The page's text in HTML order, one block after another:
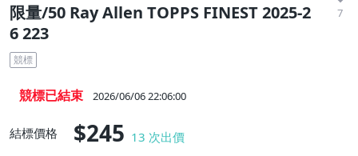
限量/50 Ray Allen TOPPS FINEST 2025-2
6 223
7
競標
競標已結束 2026/06/06 22:06:00
結標價格 $245 13 次出價